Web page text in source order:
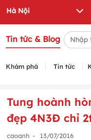
Tin tức & Blog
Khám phá Tin tức
Tung hoành
đẹp 4N3Đ chỉ
caoanh - 13/07/2016